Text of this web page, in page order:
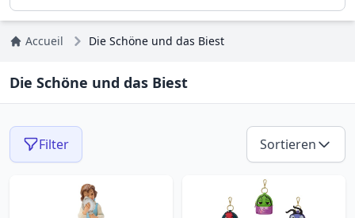
Accueil Die Schöne und das Biest
Die Schöne und das Biest
Filter Sortieren